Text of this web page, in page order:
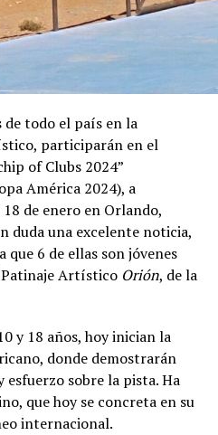
todo el país en la
participarán en el
of Clubs 2024”
América 2024), a
de enero en Orlando,
duda una excelente noticia,
que 6 de ellas son jóvenes
Artístico Orión, de la
y 18 años, hoy inician la
donde demostrarán
sobre la pista. Ha
que hoy se concreta en su
internacional.